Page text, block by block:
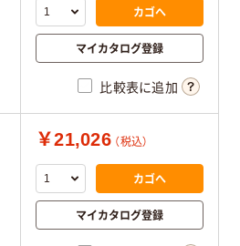
カゴへ
マイカタログ登録
比較表に追加
￥21,026 （税込）
カゴへ
マイカタログ登録